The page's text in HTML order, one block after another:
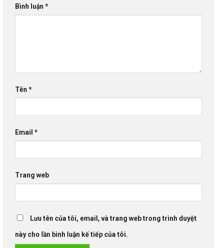
Bình luận *
Tên *
Email *
Trang web
Lưu tên của tôi, email, và trang web trong trình duyệt
này cho lần bình luận kế tiếp của tôi.